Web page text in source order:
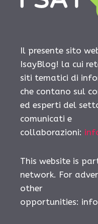
Il presente sito
IsayBlog! la cui
siti tematici di
che contano sul
ed esperti del
comunicati e
collaborazioni:
This website is
network. For
other
opportunities: